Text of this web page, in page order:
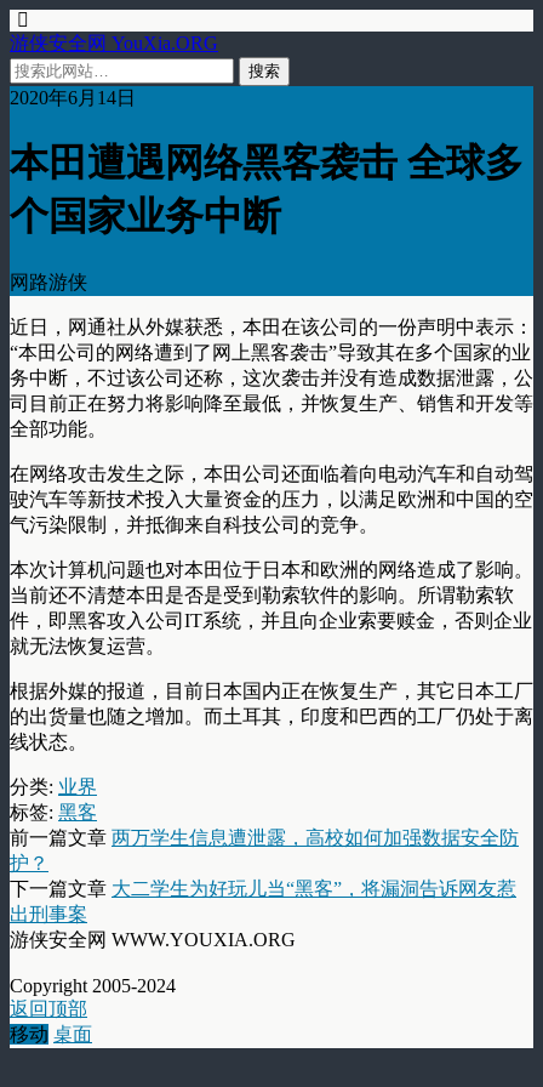
游侠安全网 YouXia.ORG
2020年6月14日
本田遭遇网络黑客袭击 全球多
个国家业务中断
网路游侠
近日，网通社从外媒获悉，本田在该公司的一份声明中表示：
“本田公司的网络遭到了网上黑客袭击”导致其在多个国家的业
务中断，不过该公司还称，这次袭击并没有造成数据泄露，公
司目前正在努力将影响降至最低，并恢复生产、销售和开发等
全部功能。
在网络攻击发生之际，本田公司还面临着向电动汽车和自动驾
驶汽车等新技术投入大量资金的压力，以满足欧洲和中国的空
气污染限制，并抵御来自科技公司的竞争。
本次计算机问题也对本田位于日本和欧洲的网络造成了影响。
当前还不清楚本田是否是受到勒索软件的影响。所谓勒索软
件，即黑客攻入公司IT系统，并且向企业索要赎金，否则企业
就无法恢复运营。
根据外媒的报道，目前日本国内正在恢复生产，其它日本工厂
的出货量也随之增加。而土耳其，印度和巴西的工厂仍处于离
线状态。
分类: 业界
标签: 黑客
前一篇文章 两万学生信息遭泄露，高校如何加强数据安全防
护？
下一篇文章 大二学生为好玩儿当“黑客”，将漏洞告诉网友惹
出刑事案
游侠安全网 WWW.YOUXIA.ORG
Copyright 2005-2024
返回顶部
移动 桌面